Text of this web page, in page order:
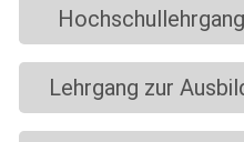
Lehrgang zur